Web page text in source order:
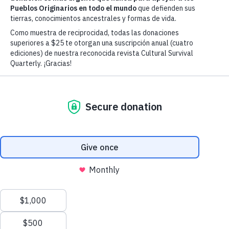
45-1 Mujeres Indígenas: la fuerza de
nuestras comunidades